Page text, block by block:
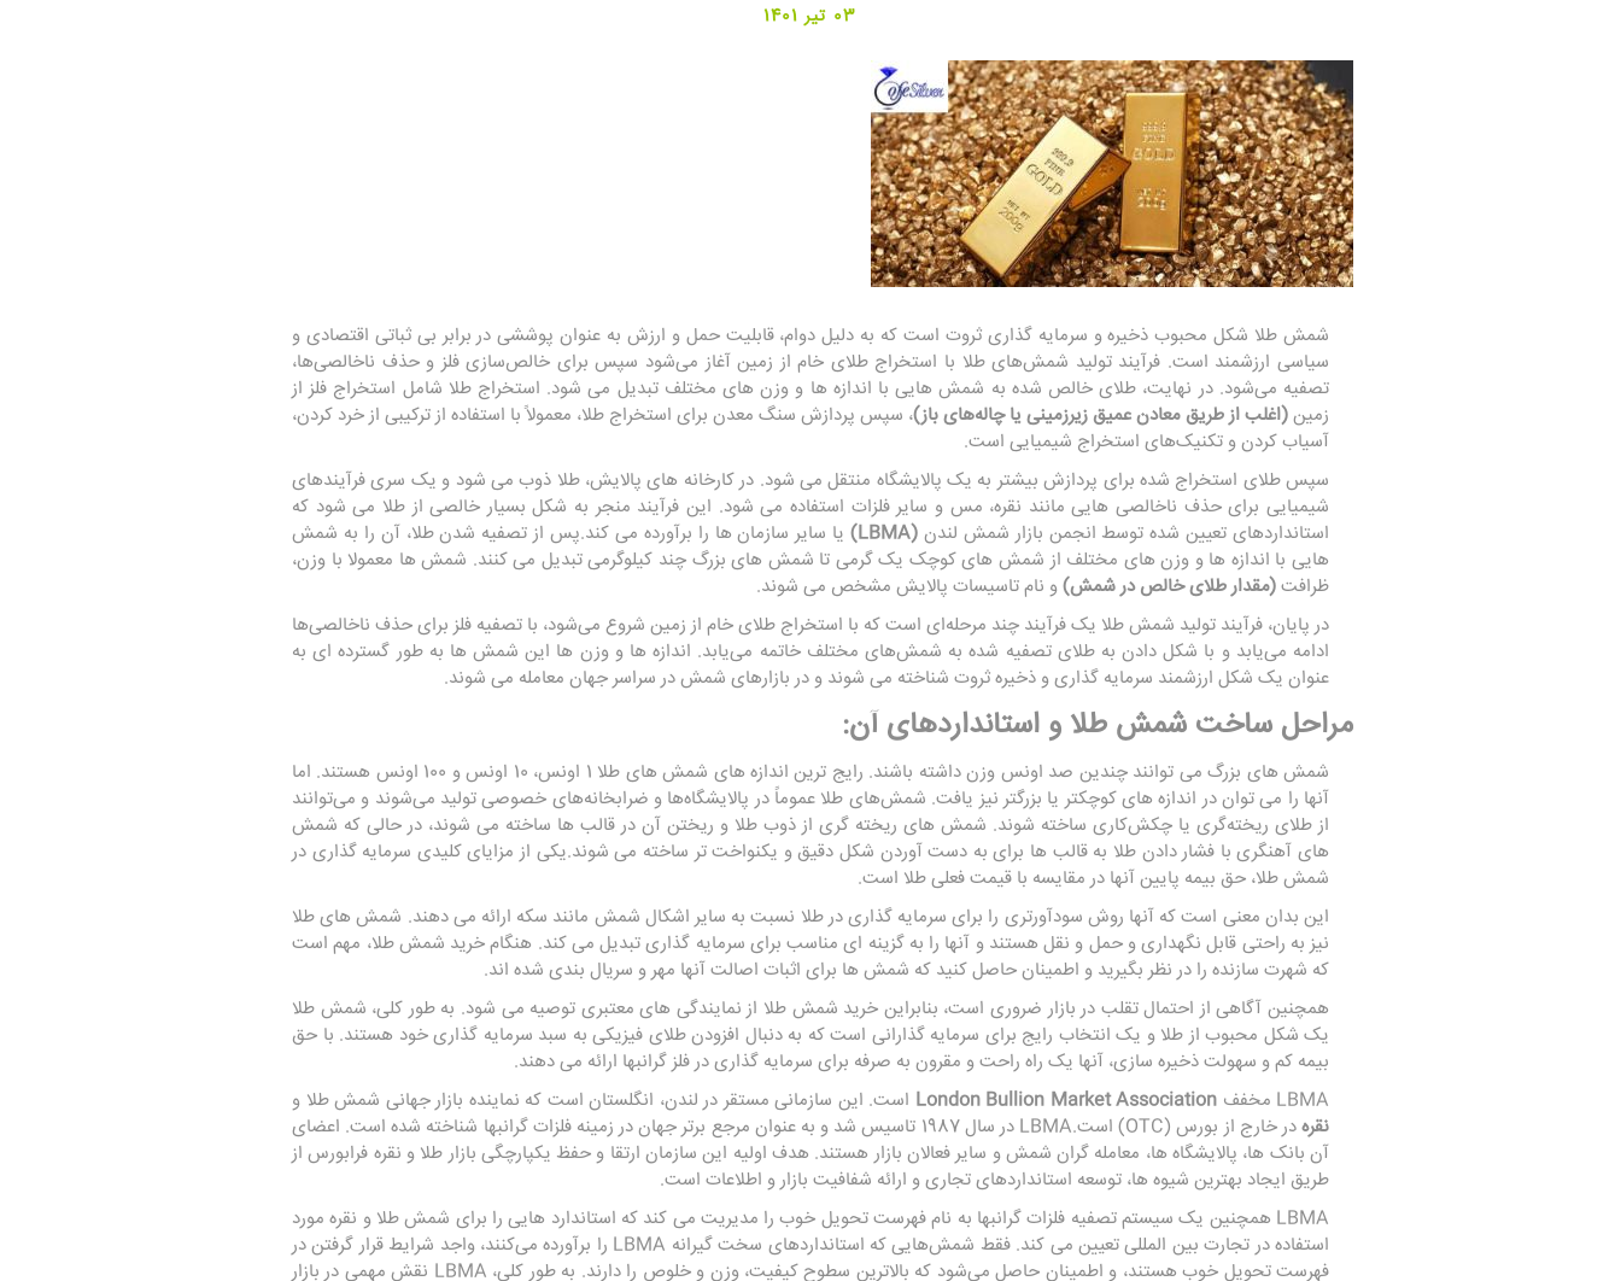
03 تیر 1401
شمش طلا شکل محبوب ذخیره و سرمایه گذاری ثروت است که به دلیل دوام، قابلیت حمل و ارزش به عنوان پوششی در برابر بی ثباتی اقتصادی و
سیاسی ارزشمند است. فرآیند تولید شمش‌های طلا با استخراج طلای خام از زمین آغاز می‌شود سپس برای خالص‌سازی فلز و حذف ناخالصی‌ها،
تصفیه می‌شود. در نهایت، طلای خالص شده به شمش هایی با اندازه ها و وزن های مختلف تبدیل می شود. استخراج طلا شامل استخراج فلز از
زمین(اغلب از طریق معادن عمیق زیرزمینی یا چاله‌های باز)، سپس پردازش سنگ معدن برای استخراج طلا، معمولاً با استفاده از ترکیبی از خرد کردن،
آسیاب کردن و تکنیک‌های استخراج شیمیایی است.
سپس طلای استخراج شده برای پردازش بیشتر به یک پالایشگاه منتقل می شود. در کارخانه های پالایش، طلا ذوب می شود و یک سری فرآیندهای
شیمیایی برای حذف ناخالصی هایی مانند نقره، مس و سایر فلزات استفاده می شود. این فرآیند منجر به شکل بسیار خالصی از طلا می شود که
استانداردهای تعیین شده توسط انجمن بازار شمش لندن (LBMA)
یا سایر سازمان ها را برآورده می کند.پس از تصفیه شدن طلا، آن را به شمش
هایی با اندازه ها و وزن های مختلف از شمش های کوچک یک گرمی تا شمش های بزرگ چند کیلوگرمی تبدیل می کنند. شمش ها معمولا با وزن،
ظرافت(مقدار طلای خالص در شمش)و نام تاسیسات پالایش مشخص می شوند.
در پایان، فرآیند تولید شمش طلا یک فرآیند چند مرحله‌ای است که با استخراج طلای خام از زمین شروع می‌شود، با تصفیه فلز برای حذف ناخالصی‌ها
ادامه می‌یابد و با شکل دادن به طلای تصفیه شده به شمش‌های مختلف خاتمه می‌یابد. اندازه ها و وزن ها این شمش ها به طور گسترده ای به
عنوان یک شکل ارزشمند سرمایه گذاری و ذخیره ثروت شناخته می شوند و در بازارهای شمش در سراسر جهان معامله می شوند.
مراحل ساخت شمش طلا و استانداردهای آن:
شمش های بزرگ می توانند چندین صد اونس وزن داشته باشند. رایج ترین اندازه های شمش های طلا 1 اونس، 10 اونس و 100 اونس هستند. اما
آنها را می توان در اندازه های کوچکتر یا بزرگتر نیز یافت. شمش‌های طلا عموماً در پالایشگاه‌ها و ضرابخانه‌های خصوصی تولید می‌شوند و می‌توانند
از طلای ریخته‌گری یا چکش‌کاری ساخته شوند. شمش های ریخته گری از ذوب طلا و ریختن آن در قالب ها ساخته می شوند، در حالی که شمش
های آهنگری با فشار دادن طلا به قالب ها برای به دست آوردن شکل دقیق و یکنواخت تر ساخته می شوند.یکی از مزایای کلیدی سرمایه گذاری در
شمش طلا، حق بیمه پایین آنها در مقایسه با قیمت فعلی طلا است.
این بدان معنی است که آنها روش سودآورتری را برای سرمایه گذاری در طلا نسبت به سایر اشکال شمش مانند سکه ارائه می دهند. شمش های طلا
نیز به راحتی قابل نگهداری و حمل و نقل هستند و آنها را به گزینه ای مناسب برای سرمایه گذاری تبدیل می کند. هنگام خرید شمش طلا، مهم است
که شهرت سازنده را در نظر بگیرید و اطمینان حاصل کنید که شمش ها برای اثبات اصالت آنها مهر و سریال بندی شده اند.
همچنین آگاهی از احتمال تقلب در بازار ضروری است، بنابراین خرید شمش طلا از نمایندگی های معتبری توصیه می شود. به طور کلی، شمش طلا
یک شکل محبوب از طلا و یک انتخاب رایج برای سرمایه گذارانی است که به دنبال افزودن طلای فیزیکی به سبد سرمایه گذاری خود هستند. با حق
بیمه کم و سهولت ذخیره سازی، آنها یک راه راحت و مقرون به صرفه برای سرمایه گذاری در فلز گرانبها ارائه می دهند.
LBMA مخفف
است. این سازمانی مستقر در لندن، انگلستان است که نماینده بازار جهانی شمش طلا و
نقره
در خارج از بورس (OTC) است.LBMA در سال 1987 تاسیس شد و به عنوان مرجع برتر جهان در زمینه فلزات گرانبها شناخته شده است. اعضای
آن بانک ها، پالایشگاه ها، معامله گران شمش و سایر فعالان بازار هستند. هدف اولیه این سازمان ارتقا و حفظ یکپارچگی بازار طلا و نقره فرابورس از
طریق ایجاد بهترین شیوه ها، توسعه استانداردهای تجاری و ارائه شفافیت بازار و اطلاعات است.
LBMA همچنین یک سیستم تصفیه فلزات گرانبها به نام فهرست تحویل خوب را مدیریت می کند که استاندارد هایی را برای شمش طلا و نقره مورد
استفاده در تجارت بین المللی تعیین می کند. فقط شمش‌هایی که استانداردهای سخت‌ گیرانه LBMA را برآورده می‌کنند، واجد شرایط قرار گرفتن در
فهرست تحویل خوب هستند، و اطمینان حاصل می‌شود که بالاترین سطوح کیفیت، وزن و خلوص را دارند. به طور کلی، LBMA نقش مهمی در بازار